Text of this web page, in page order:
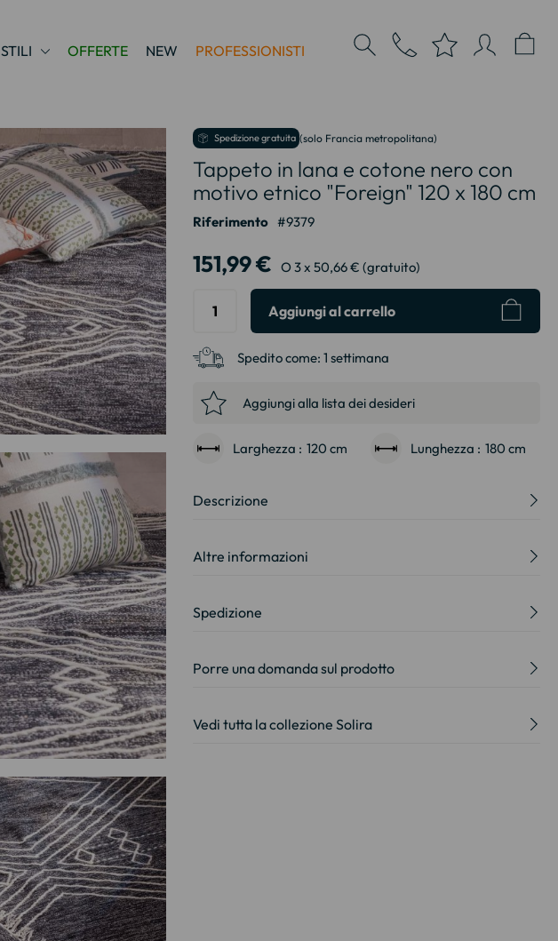
STILI OFFERTE NEW PROFESSIONISTI
Spedizione gratuita (solo Francia metropolitana)
Tappeto in lana e cotone nero con
motivo etnico "Foreign" 120 x 180 cm
Riferimento 9379
151,99 € O 3 x 50,66 € (gratuito)
Aggiungi al carrello
Spedito come: 1 settimana
Aggiungi alla lista dei desideri
Larghezza : 120 cm Lunghezza : 180 cm
Descrizione
Altre informazioni
Spedizione
Porre una domanda sul prodotto
Vedi tutta la collezione Solira